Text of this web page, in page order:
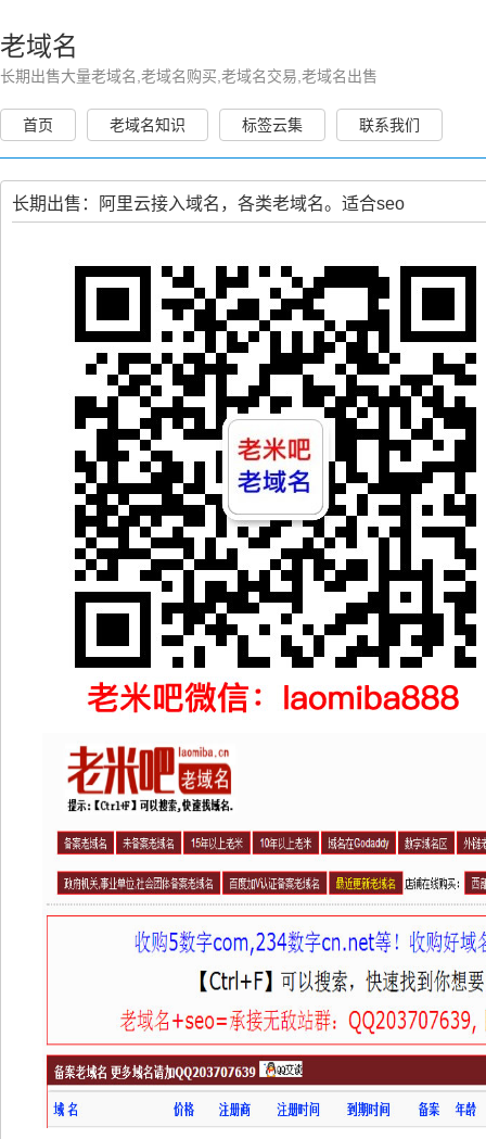
老域名
长期出售大量老域名,老域名购买,老域名交易,老域名出售
首页 老域名知识 标签云集 联系我们
长期出售：阿里云接入域名，各类老域名。适合seo